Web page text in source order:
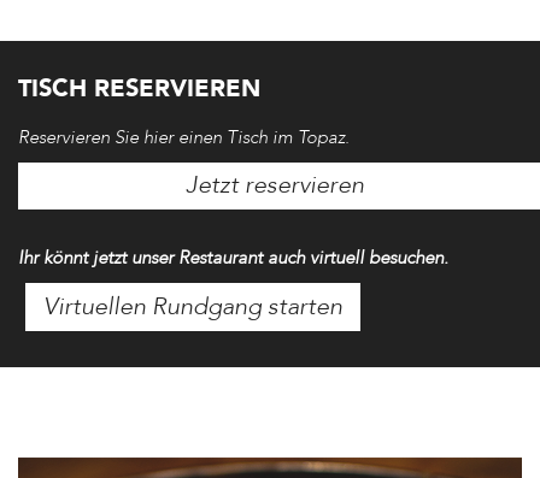
TISCH RESERVIEREN
Reservieren Sie hier einen Tisch im Topaz.
Jetzt reservieren
Ihr könnt jetzt unser Restaurant auch virtuell besuchen.
Virtuellen Rundgang starten